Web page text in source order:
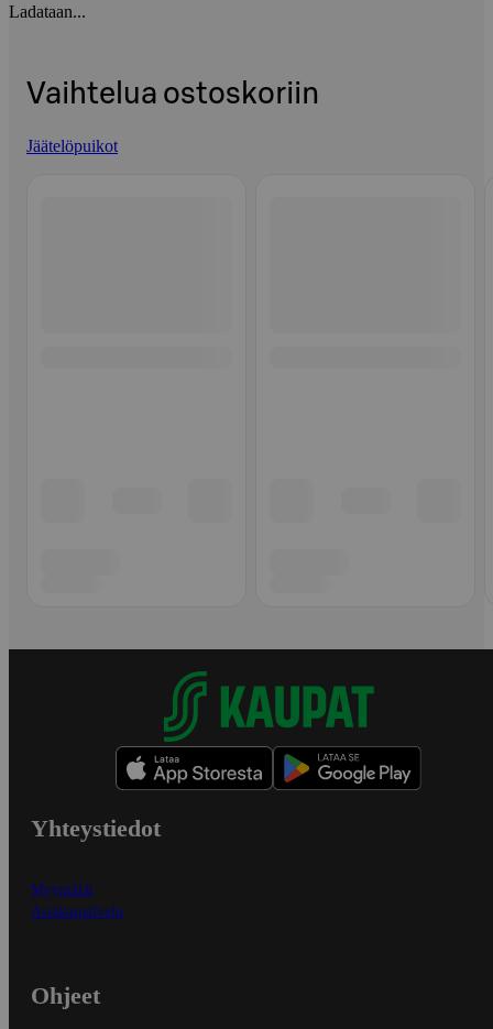
Ladataan...
Vaihtelua ostoskoriin
Jäätelöpuikot
Yhteystiedot
Myymälät
Asiakaspalvelu
Ohjeet